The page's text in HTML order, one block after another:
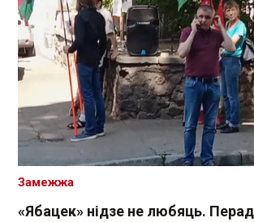
«Ябацек» нідзе не любяць. Перад
Замежжа